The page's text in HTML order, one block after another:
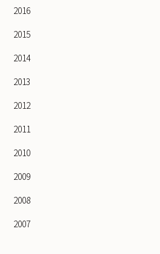
2016
2015
2014
2013
2012
2011
2010
2009
2008
2007